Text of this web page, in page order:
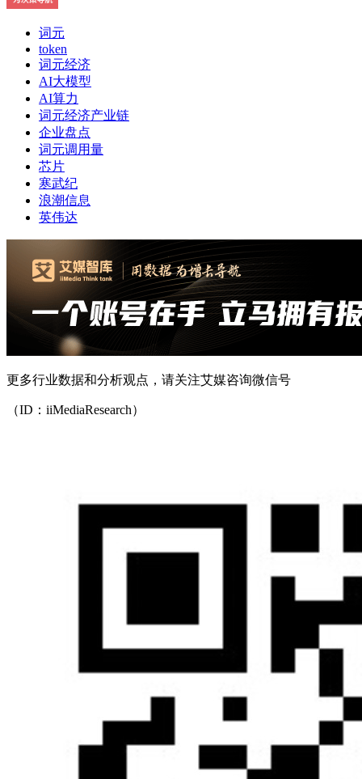
词元
token
词元经济
AI大模型
AI算力
词元经济产业链
企业盘点
词元调用量
芯片
寒武纪
浪潮信息
英伟达
更多行业数据和分析观点，请关注艾媒咨询微信号
（ID：iiMediaResearch）